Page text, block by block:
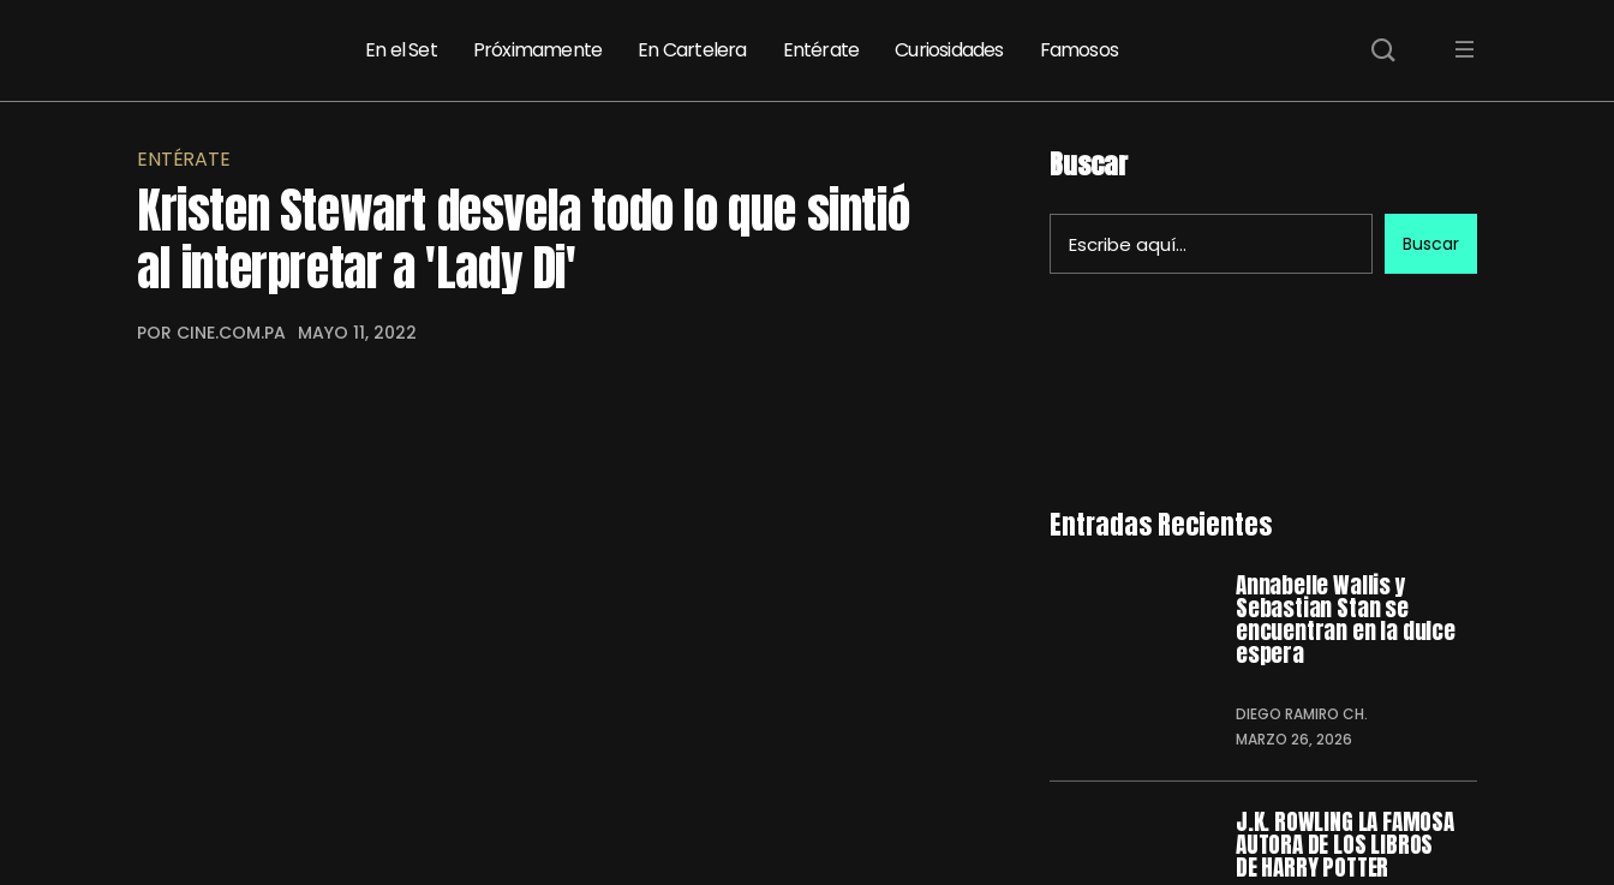
En el Set Próximamente En Cartelera Entérate Curiosidades Famosos
ENTÉRATE
Kristen Stewart desvela todo lo que sintió
al interpretar a 'Lady Di'
POR CINE.COM.PA MAYO 11, 2022
Buscar
Buscar
Entradas Recientes
Annabelle Wallis y
Sebastian Stan se
encuentran en la dulce
espera
DIEGO RAMIRO CH.
MARZO 26, 2026
J.K. ROWLING LA FAMOSA
AUTORA DE LOS LIBROS
DE HARRY POTTER